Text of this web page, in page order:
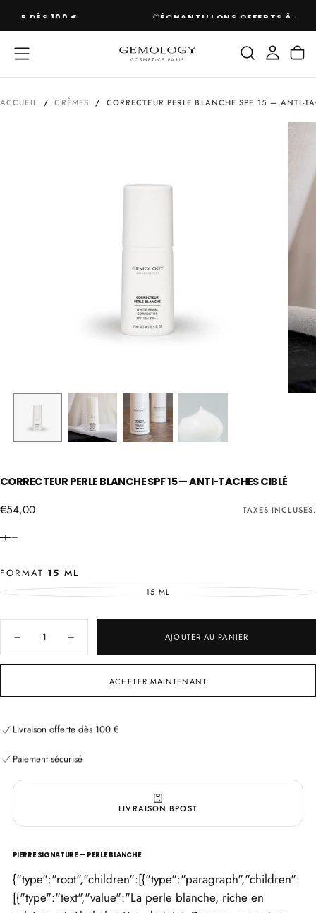
PASSER
CONTENU
ÉCHANTILLONS OFFERTS À CHAQUE COMMANDE
ACCUEIL / CRÈMES / CORRECTEUR PERLE BLANCHE SPF 15 — ANTI-
CORRECTEUR PERLE BLANCHE SPF 15 — ANTI-TACHES CIBLÉ
€54,00
Prix
€54,00 TAXES INCLUSES.
FORMAT 15 ML
15 MLVARIANTE
INDISPONIBLE
Diminuer
quantité
Perle
15
taches
Augmenter
quantité
Correcteur
Perle
15
taches
AJOUTER AU PANIER
ACHETER MAINTENANT
Livraison offerte dès 100 €
Livraison offerte dès 100 €
Paiement sécurisé
Paiement sécurisé
LIVRAISON BPOST
PIERRE SIGNATURE — PERLE BLANCHE
{"type":"root","children":[{"type":"paragraph","children":
[{"type":"text","value":"La perle blanche, riche en